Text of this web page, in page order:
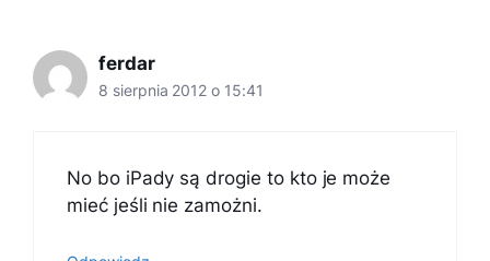
ferdar
8 sierpnia 2012 o 15:41
No bo iPady są drogie to kto je może
mieć jeśli nie zamożni.